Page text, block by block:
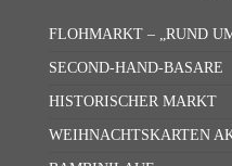
FLOHMARKT – „RUND
SECOND-HAND-BASARE
HISTORISCHER MARKT
WEIHNACHTSKARTEN